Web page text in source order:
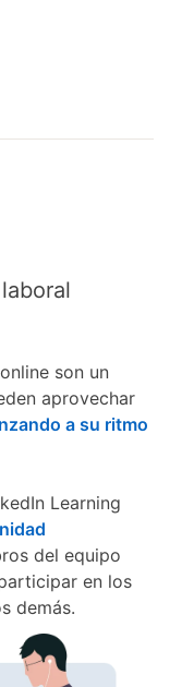
son un
aprovechar
a su ritmo
Learning
del equipo
en los
demás.